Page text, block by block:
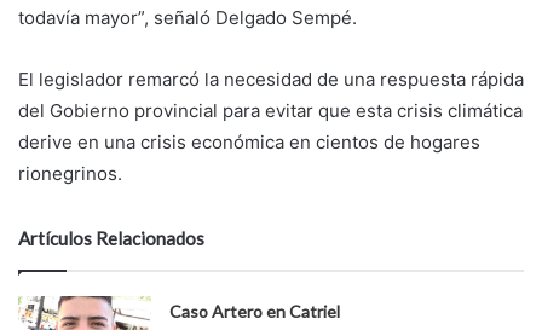
todavía mayor”, señaló Delgado Sempé.
El legislador remarcó la necesidad de una respuesta rápida
del Gobierno provincial para evitar que esta crisis climática
derive en una crisis económica en cientos de hogares
rionegrinos.
Artículos Relacionados
Caso Artero en Catriel